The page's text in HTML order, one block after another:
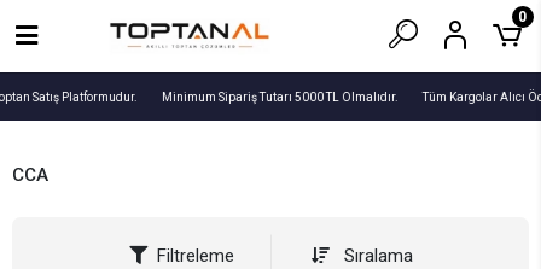
Satış Platformudur. Minimum Sipariş Tutarı 5000 TL Olmalıdır. Tüm Kargolar Alıcı
0
CCA
Filtreleme Sıralama